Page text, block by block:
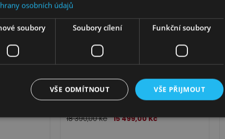
Vitrína Porti 12 - dub čokoládový
18 390,00Kč 15 499,00Kč
osobních údajů
soubory Soubory cílení Funkční soubory
VŠE PŘIJMOUT
VŠE ODMÍTNOUT